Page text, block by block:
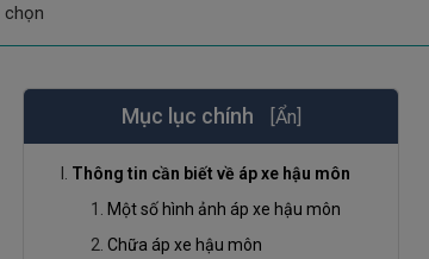
Mục lục chính [Ẩn]
Thông tin cần biết về áp xe hậu môn
Một số hình ảnh áp xe hậu môn
Chữa áp xe hậu môn